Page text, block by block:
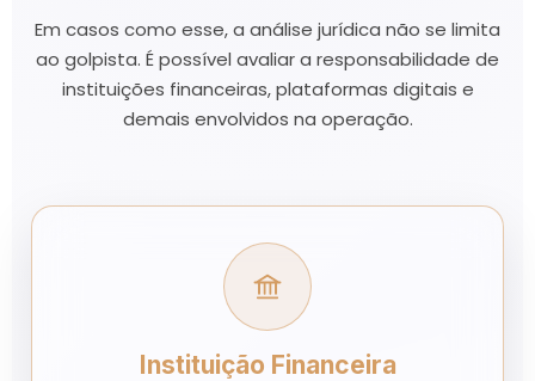
Em casos como esse, a análise jurídica não se limita
ao golpista. É possível avaliar a responsabilidade de
instituições financeiras, plataformas digitais e
demais envolvidos na operação.
Instituição Financeira